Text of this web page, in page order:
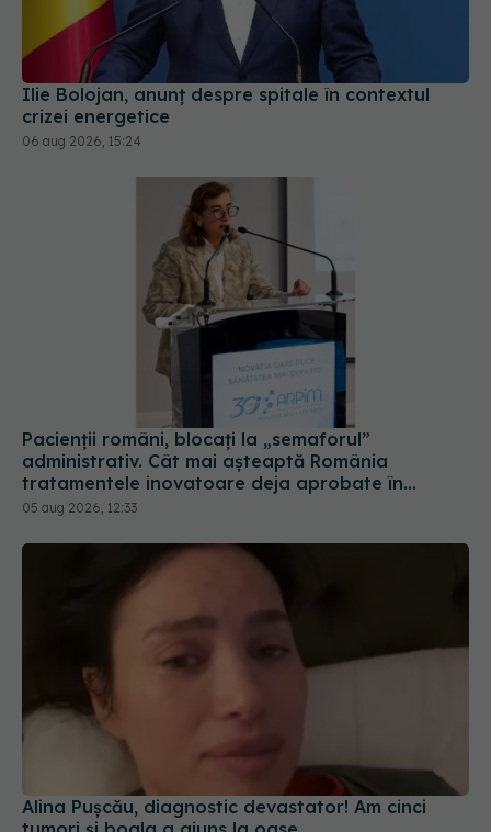
crizei energetice
06 aug 2026, 15:24
Pacienții români, blocați la „semaforul”
administrativ. Cât mai așteaptă România
tratamentele inovatoare deja aprobate în
Alina Pușcău, diagnostic devastator! Am cinci
tumori și boala a ajuns la oase
04 aug 2026, 11:27